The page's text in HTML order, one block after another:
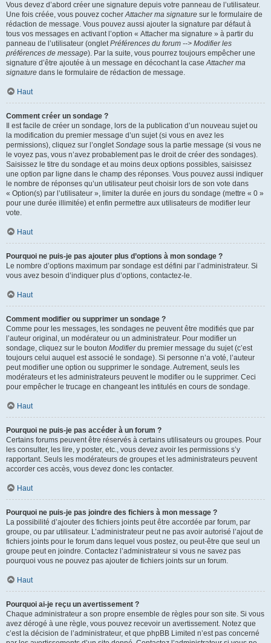
Vous devez d’abord créer une signature depuis votre panneau de l’utilisateur.
Une fois créée, vous pouvez cocherAttacher ma signature sur le formulaire de
rédaction de message. Vous pouvez aussi ajouter la signature par défaut à
tous vos messages en activant l’option « Attacher ma signature » à partir du
panneau de l’utilisateur (ongletPréférences du forum --> Modifier les
préférences de message). Par la suite, vous pourrez toujours empêcher une
signature d’être ajoutée à un message en décochant la caseAttacher ma
signature dans le formulaire de rédaction de message.
Haut
Comment créer un sondage ?
Il est facile de créer un sondage, lors de la publication d’un nouveau sujet ou
la modification du premier message d’un sujet (si vous en avez les
permissions), cliquez sur l’ongletSondage sous la partie message (si vous ne
le voyez pas, vous n’avez probablement pas le droit de créer des sondages).
Saisissez le titre du sondage et au moins deux options possibles, saisissez
une option par ligne dans le champ des réponses. Vous pouvez aussi indiquer
le nombre de réponses qu’un utilisateur peut choisir lors de son vote dans
« Option(s) par l’utilisateur », limiter la durée en jours du sondage (mettre « 0 »
pour une durée illimitée) et enfin permettre aux utilisateurs de modifier leur
vote.
Haut
Pourquoi ne puis-je pas ajouter plus d’options à mon sondage ?
Le nombre d’options maximum par sondage est défini par l’administrateur. Si
vous avez besoin d’indiquer plus d’options, contactez-le.
Haut
Comment modifier ou supprimer un sondage ?
Comme pour les messages, les sondages ne peuvent être modifiés que par
l’auteur original, un modérateur ou un administrateur. Pour modifier un
sondage, cliquez sur le bouton Modifierdu premier message du sujet (c’est
toujours celui auquel est associé le sondage). Si personne n’a voté, l’auteur
peut modifier une option ou supprimer le sondage. Autrement, seuls les
modérateurs et les administrateurs peuvent le modifier ou le supprimer. Ceci
pour empêcher le trucage en changeant les intitulés en cours de sondage.
Haut
Pourquoi ne puis-je pas accéder à un forum ?
Certains forums peuvent être réservés à certains utilisateurs ou groupes. Pour
les consulter, les lire, y poster, etc., vous devez avoir les permissions s’y
rapportant. Seuls les modérateurs de groupes et les administrateurs peuvent
accorder ces accès, vous devez donc les contacter.
Haut
Pourquoi ne puis-je pas joindre des fichiers à mon message ?
La possibilité d’ajouter des fichiers joints peut être accordée par forum, par
groupe, ou par utilisateur. L’administrateur peut ne pas avoir autorisé l’ajout de
fichiers joints pour le forum dans lequel vous postez, ou peut-être que seul un
groupe peut en joindre. Contactez l’administrateur si vous ne savez pas
pourquoi vous ne pouvez pas ajouter de fichiers joints sur un forum.
Haut
Pourquoi ai-je reçu un avertissement ?
Chaque administrateur a son propre ensemble de règles pour son site. Si vous
avez dérogé à une règle, vous pouvez recevoir un avertissement. Notez que
c’est la décision de l’administrateur, et que phpBB Limited n’est pas concerné